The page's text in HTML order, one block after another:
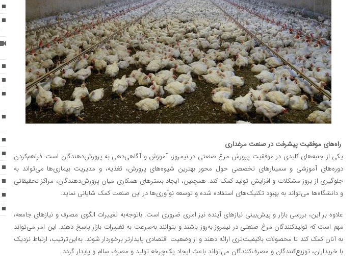
راه‌های موفقیت پیشرفت در صنعت مرغداری
یکی از جنبه‌های کلیدی در موفقیت پرورش مرغ صنعتی در نیمروز، آموزش و آگاهی‌دهی به پرورش‌دهندگان است. فراهم‌کردن
دوره‌های آموزشی و سمینارهای تخصصی حول محور بهترین شیوه‌های پرورش، تغذیه، و مدیریت بیماری‌ها می‌تواند به
جلوگیری از بروز مشکلات و افزایش تولید کمک کند. همچنین، ایجاد بسترهای همکاری میان پرورش‌دهندگان، مراکز تحقیقاتی
و دانشگاه‌ها می‌تواند به بهبود تکنیک‌های استفاده شده و توسعه نوآوری‌ها در این صنعت کمک شایانی نماید.
علاوه بر این، بررسی بازار و پیش‌بینی نیازهای آینده نیز امری ضروری است. باتوجه‌به تغییرات الگوی مصرف و نیازهای جامعه،
مهم است که تولیدکنندگان مرغ صنعتی در نیمروز به‌روز باشند و بتوانند به‌سرعت به تغییرات بازار پاسخ دهند. این امر می‌تواند
به آنان کمک کند تا محصولات باکیفیت‌تری ارائه دهند و از وضعیت اقتصادی پایدارتر برخوردار شوند. به‌این‌ترتیب، ارتباط نزدیک
با خریداران، توزیع‌کنندگان و مصرف‌کنندگان می‌تواند باعث ایجاد یک‌چرخه تولید و مصرف سالم و پایدار گردد.